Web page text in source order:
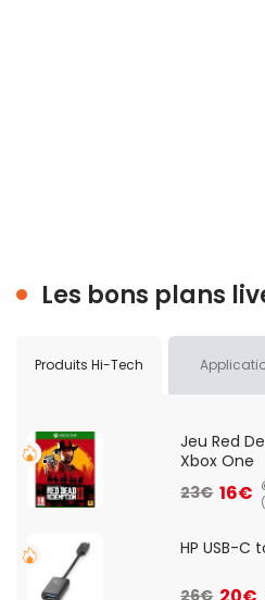
Les bons plans
Produits Hi-Tech
Jeu Red
Xbox One
23€ 16€
HP USB-C
26€